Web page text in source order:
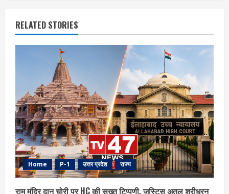
RELATED STORIES
Home P-1 उत्तर प्रदेश राज्य
राम मंदिर दान चोरी पर HC की सख्त टिप्पणी, जस्टिस अतुल श्रीधरन